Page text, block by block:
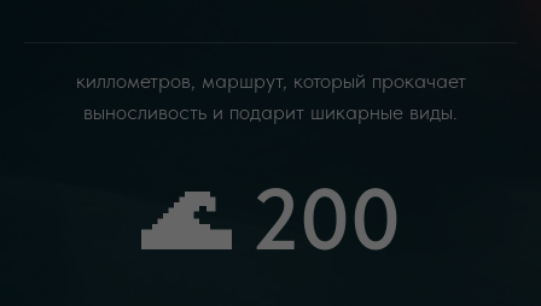
киллометров, маршрут, который прокачает
выносливость и подарит шикарные виды.
🌊 200